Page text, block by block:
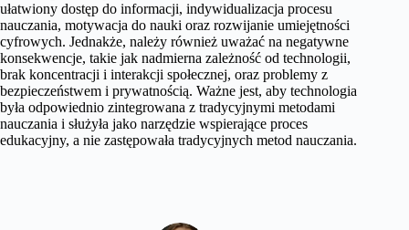
ułatwiony dostęp do informacji, indywidualizacja procesu
nauczania, motywacja do nauki oraz rozwijanie umiejętności
cyfrowych. Jednakże, należy również uważać na negatywne
konsekwencje, takie jak nadmierna zależność od technologii,
brak koncentracji i interakcji społecznej, oraz problemy z
bezpieczeństwem i prywatnością. Ważne jest, aby technologia
była odpowiednio zintegrowana z tradycyjnymi metodami
nauczania i służyła jako narzędzie wspierające proces
edukacyjny, a nie zastępowała tradycyjnych metod nauczania.